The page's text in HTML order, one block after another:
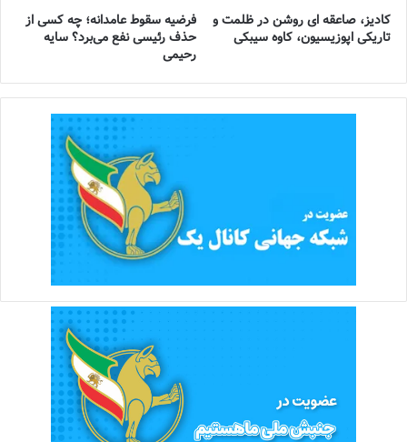
کادیز، صاعقه ای روشن در ظلمت و
تاریکی اپوزیسیون، کاوه سیبکی
فرضیه سقوط عامدانه؛ چه کسی از
حذف رئیسی نفع می‌برد؟ سایه
رحیمی